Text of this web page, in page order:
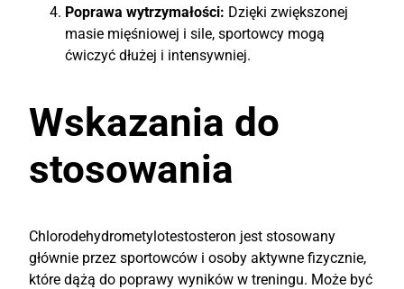
Poprawa wytrzymałości: Dzięki zwiększonej
masie mięśniowej i sile, sportowcy mogą
ćwiczyć dłużej i intensywniej.
Wskazania do
stosowania
Chlorodehydrometylotestosteron jest stosowany
głównie przez sportowców i osoby aktywne fizycznie,
które dążą do poprawy wyników w treningu. Może być